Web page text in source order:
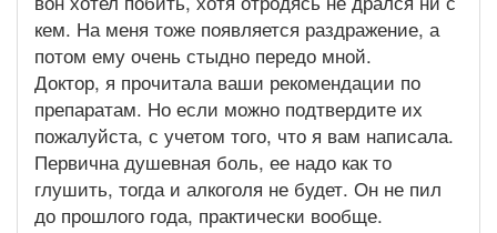
кем. На меня тоже появляется раздражение, а
потом ему очень стыдно передо мной.
Доктор, я прочитала ваши рекомендации по
препаратам. Но если можно подтвердите их
пожалуйста, с учетом того, что я вам написала.
Первична душевная боль, ее надо как то
глушить, тогда и алкоголя не будет. Он не пил
до прошлого года, практически вообще.